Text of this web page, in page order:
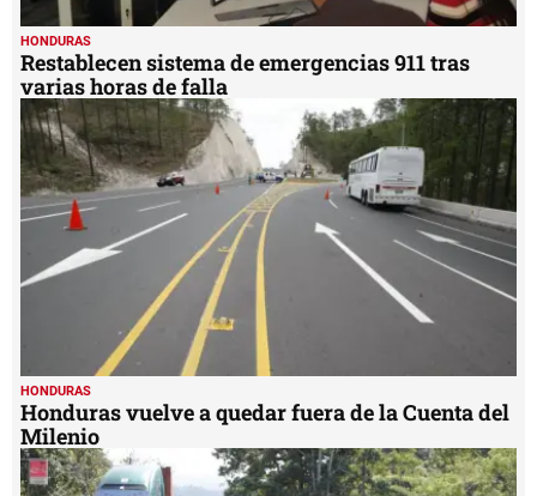
HONDURAS
Restablecen sistema de emergencias 911 tras
varias horas de falla
HONDURAS
Honduras vuelve a quedar fuera de la Cuenta del
Milenio